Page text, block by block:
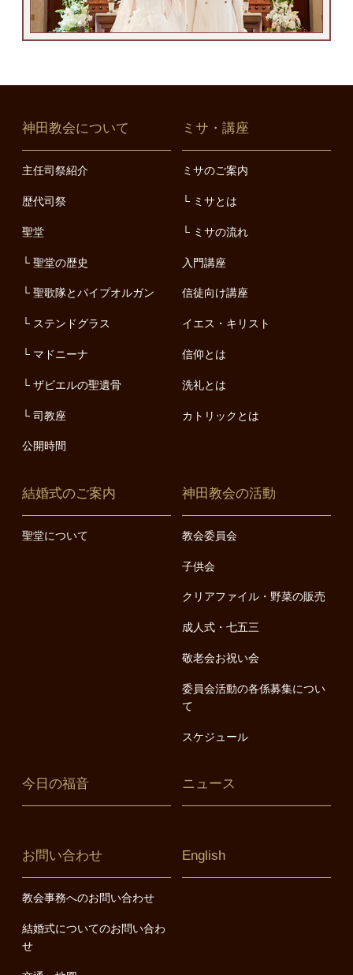
神田教会について
主任司祭紹介
歴代司祭
聖堂
聖堂の歴史
聖歌隊とパイプオルガン
ステンドグラス
マドニーナ
ザビエルの聖遺骨
司教座
公開時間
ミサ・講座
ミサのご案内
ミサとは
ミサの流れ
入門講座
信徒向け講座
イエス・キリスト
信仰とは
洗礼とは
カトリックとは
結婚式のご案内
聖堂について
神田教会の活動
教会委員会
子供会
クリアファイル・野菜の販売
成人式・七五三
敬老会お祝い会
委員会活動の各係募集につい
て
スケジュール
今日の福音 ニュース
お問い合わせ
教会事務へのお問い合わせ
結婚式についてのお問い合わ
せ
English